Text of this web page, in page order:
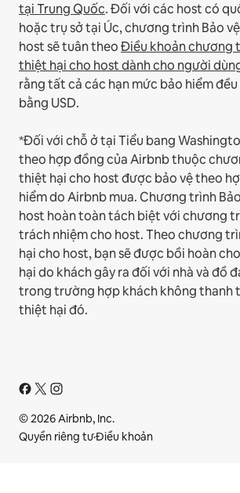
tại Trung Quốc.Đối với các host có
hoặc trụ sở tại Úc, chương trình Bảo
host sẽ tuân theoĐiều khoản chương
thiệt hại cho host dành cho người
rằng tất cả các hạn mức bảo hiểm
bằng USD.
*Đối với chỗ ở tại Tiểu bang
theo hợp đồng của Airbnb thuộc
thiệt hại cho host được bảo vệ theo
hiểm do Airbnb mua. Chương trình
host hoàn toàn tách biệt với chương
trách nhiệm cho host. Theo chương
hại cho host, bạn sẽ được bồi hoàn
hại do khách gây ra đối với nhà và đồ
trong trường hợp khách không thanh
thiệt hại đó.
© 2026 Airbnb, Inc.
Quyền riêng tư·Điều khoản